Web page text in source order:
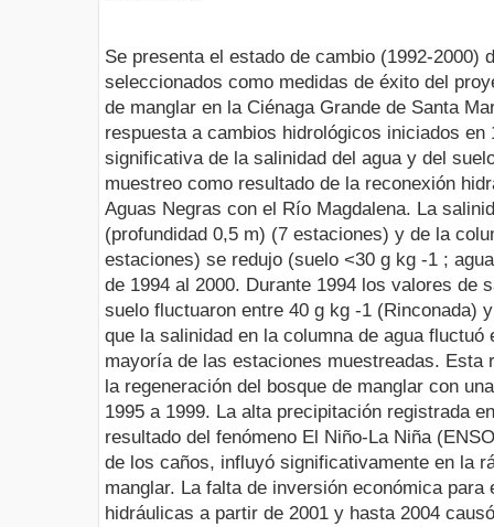
Se presenta el estado de cambio (1992-2000)
seleccionados como medidas de éxito del
de manglar en la Ciénaga Grande de Santa
respuesta a cambios hidrológicos iniciados en
significativa de la salinidad del agua y del
muestreo como resultado de la reconexión
Aguas Negras con el Río Magdalena. La
(profundidad 0,5 m) (7 estaciones) y de la
estaciones) se redujo (suelo <30 g kg -1 ;
de 1994 al 2000. Durante 1994 los valores de
suelo fluctuaron entre 40 g kg -1 (Rinconada)
que la salinidad en la columna de agua fluctuó
mayoría de las estaciones muestreadas. Esta
la regeneración del bosque de manglar con
1995 a 1999. La alta precipitación registrada
resultado del fenómeno El Niño-La Niña
de los caños, influyó significativamente en la
manglar. La falta de inversión económica
hidráulicas a partir de 2001 y hasta 2004